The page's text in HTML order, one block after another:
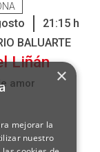
21:15 h
BALUARTE
Liñán
amor ×
mejorar la
nuestro